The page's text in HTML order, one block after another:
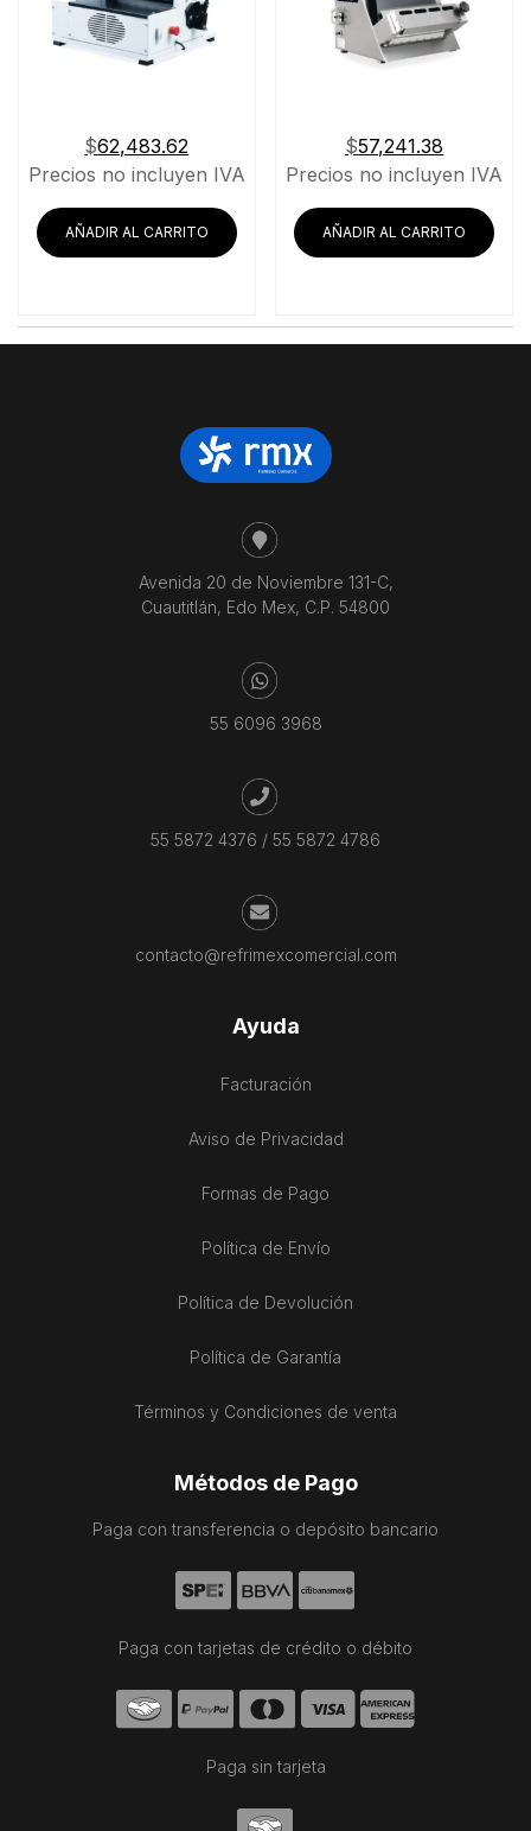
$62,483.62
Precios no incluyen IVA
AÑADIR AL CARRITO
$57,241.38
Precios no incluyen IVA
AÑADIR AL CARRITO
Avenida 20 de Noviembre 131-C,
Cuautitlán, Edo Mex, C.P. 54800
55 6096 3968
55 5872 4376 / 55 5872 4786
contacto@refrimexcomercial.com
Ayuda
Facturación
Aviso de Privacidad
Formas de Pago
Política de Envío
Política de Devolución
Política de Garantía
Términos y Condiciones de venta
Métodos de Pago
Paga con transferencia o depósito bancario
Paga con tarjetas de crédito o débito
Paga sin tarjeta